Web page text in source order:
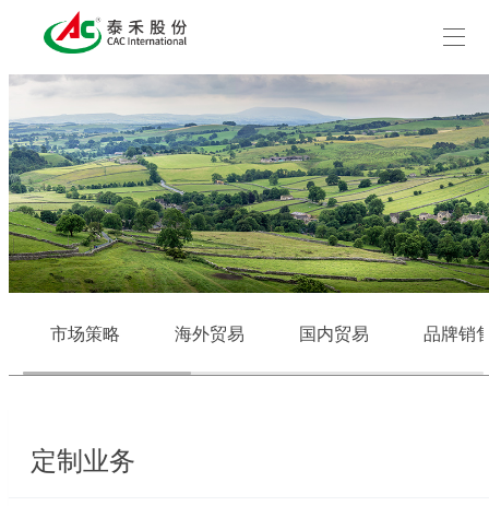
市场策略 海外贸易 国内贸易 品牌销
定制业务